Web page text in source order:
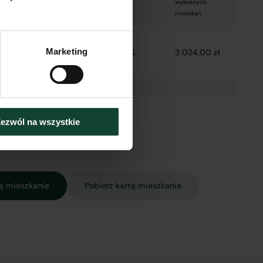
Marketing
na wszystkie
wybranych
mieszkań
2 800,00 zł 8% 3 024,00 zł
mieszkanie Pobierz kartę mieszkania